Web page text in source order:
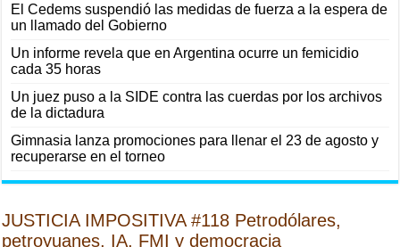
El Cedems suspendió las medidas de fuerza a la espera de
un llamado del Gobierno
Un informe revela que en Argentina ocurre un femicidio
cada 35 horas
Un juez puso a la SIDE contra las cuerdas por los archivos
de la dictadura
Gimnasia lanza promociones para llenar el 23 de agosto y
recuperarse en el torneo
JUSTICIA IMPOSITIVA #118 Petrodólares,
petroyuanes, IA, FMI y democracia